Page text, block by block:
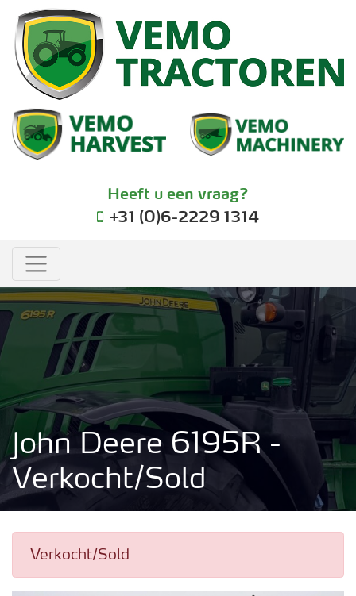
Heeft u een vraag?
+31 (0)6-2229 1314
John Deere 6195R -
Verkocht/Sold
Verkocht/Sold